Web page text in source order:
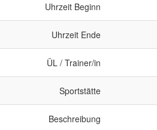
Uhrzeit Beginn
Uhrzeit Ende
ÜL / Trainer/in
Sportstätte
Beschreibung